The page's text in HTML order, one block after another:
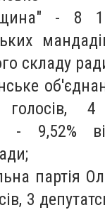
- 8
складу
4
- 9,52%
партія
3